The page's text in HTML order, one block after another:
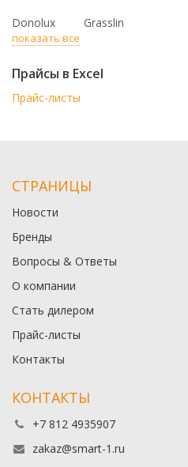
Donolux Grasslin
показать все
Прайсы в Excel
Прайс-листы
СТРАНИЦЫ
Новости
Бренды
Вопросы & Ответы
О компании
Стать дилером
Прайс-листы
Контакты
КОНТАКТЫ
+7 812 4935907
zakaz@smart-1.ru